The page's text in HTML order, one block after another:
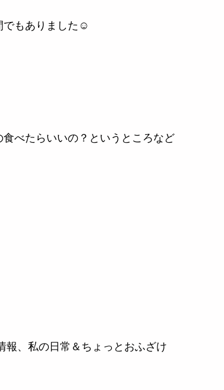
でもありました☺️
べたらいいの？というところなど
報、私の日常＆ちょっとおふざけ